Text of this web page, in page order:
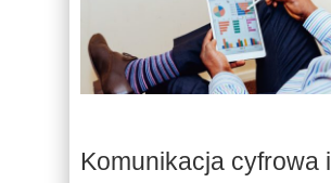
Komunikacja cyfrowa i